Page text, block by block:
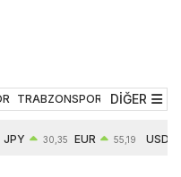
TRABZONSPOR TEKNOLOJİ
DİĞER
JPY 30,35 EUR 55,19 USD